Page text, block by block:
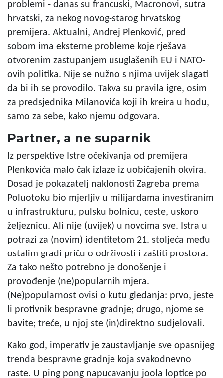
problemi - danas su francuski, Macronovi, sutra
hrvatski, za nekog novog-starog hrvatskog
premijera. Aktualni, Andrej Plenković, pred
sobom ima eksterne probleme koje rješava
otvorenim zastupanjem usuglašenih EU i NATO-
ovih politika. Nije se nužno s njima uvijek slagati
da bi ih se provodilo. Takva su pravila igre, osim
za predsjednika Milanovića koji ih kreira u hodu,
samo za sebe, kako njemu odgovara.
Partner, a ne suparnik
Iz perspektive Istre očekivanja od premijera
Plenkovića malo čak izlaze iz uobičajenih okvira.
Dosad je pokazatelj naklonosti Zagreba prema
Poluotoku bio mjerljiv u milijardama investiranim
u infrastrukturu, pulsku bolnicu, ceste, uskoro
željeznicu. Ali nije (uvijek) u novcima sve. Istra u
potrazi za (novim) identitetom 21. stoljeća među
ostalim gradi priču o održivosti i zaštiti prostora.
Za tako nešto potrebno je donošenje i
provođenje (ne)popularnih mjera.
(Ne)popularnost ovisi o kutu gledanja: prvo, jeste
li protivnik bespravne gradnje; drugo, njome se
bavite; treće, u njoj ste (in)direktno sudjelovali.
Kako god, imperativ je zaustavljanje sve opasnijeg
trenda bespravne gradnje koja svakodnevno
raste. U ping pong napucavanju joola loptice po